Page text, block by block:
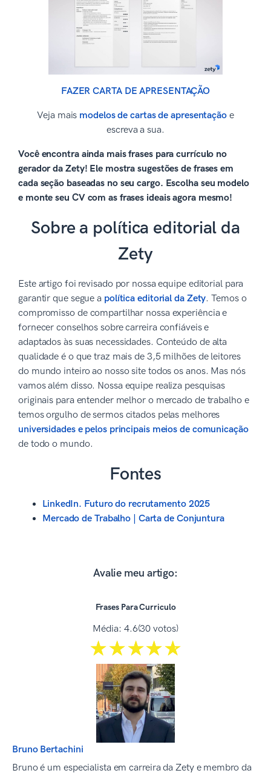
FAZER CARTA DE APRESENTAÇÃO
Veja mais modelos de cartas de apresentaçãoe
escreva a sua.
Você encontra ainda mais frases para currículo no
gerador da Zety! Ele mostra sugestões de frases em
cada seção baseadas no seu cargo. Escolha seu modelo
e monte seu CV com as frases ideais agora mesmo!
Sobre a política editorial da
Zety
Este artigo foi revisado por nossa equipe editorial para
garantir que segue a política editorial da Zety. Temos o
compromisso de compartilhar nossa experiência e
fornecer conselhos sobre carreira confiáveis e
adaptados às suas necessidades. Conteúdo de alta
qualidade é o que traz mais de 3,5 milhões de leitores
do mundo inteiro ao nosso site todos os anos. Mas nós
vamos além disso. Nossa equipe realiza pesquisas
originais para entender melhor o mercado de trabalho e
temos orgulho de sermos citados pelas melhores
universidades e pelos principais meios de comunicação
de todo o mundo.
Fontes
LinkedIn. Futuro do recrutamento 2025
Mercado de Trabalho | Carta de Conjuntura
Avalie meu artigo:
Frases Para Curriculo
Média: 4.6(30 votos)
☆☆☆☆☆
★★★★★
Bruno Bertachini
Bruno é um especialista em carreira da Zety e membro da